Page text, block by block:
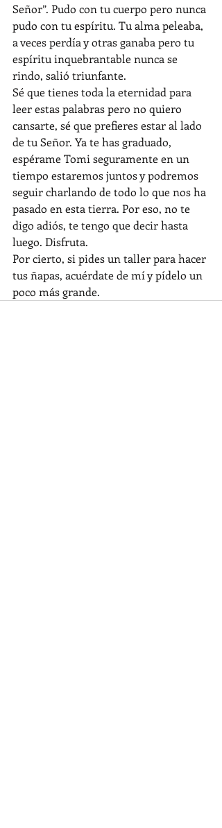
Señor”. Pudo con tu cuerpo pero nunca
pudo con tu espíritu. Tu alma peleaba,
a veces perdía y otras ganaba pero tu
espíritu inquebrantable nunca se
rindo, salió triunfante.
Sé que tienes toda la eternidad para
leer estas palabras pero no quiero
cansarte, sé que prefieres estar al lado
de tu Señor. Ya te has graduado,
espérame Tomi seguramente en un
tiempo estaremos juntos y podremos
seguir charlando de todo lo que nos ha
pasado en esta tierra. Por eso, no te
digo adiós, te tengo que decir hasta
luego. Disfruta.
Por cierto, si pides un taller para hacer
tus ñapas, acuérdate de mí y pídelo un
poco más grande.